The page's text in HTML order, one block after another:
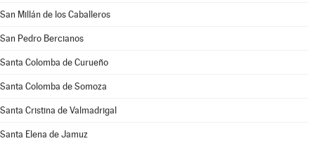
San Millán de los Caballeros
San Pedro Bercianos
Santa Colomba de Curueño
Santa Colomba de Somoza
Santa Cristina de Valmadrigal
Santa Elena de Jamuz